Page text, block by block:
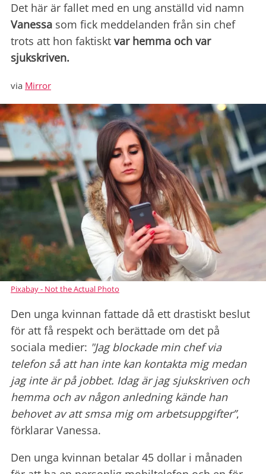
Det här är fallet med en ung anställd vid namn
Vanessa som fick meddelanden från sin chef
trots att hon faktiskt var hemma och var
sjukskriven.
via Mirror
Pixabay - Not the Actual Photo
Den unga kvinnan fattade då ett drastiskt beslut
för att få respekt och berättade om det på
sociala medier: "Jag blockade min chef via
telefon så att han inte kan kontakta mig medan
jag inte är på jobbet. Idag är jag sjukskriven och
hemma och av någon anledning kände han
behovet av att smsa mig om arbetsuppgifter”,
förklarar Vanessa.
Den unga kvinnan betalar 45 dollar i månaden